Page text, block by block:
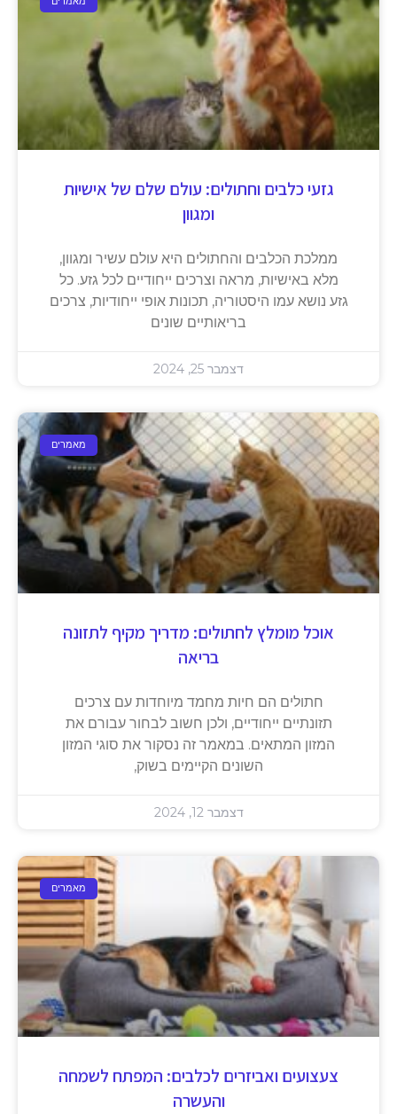
גזעי כלבים וחתולים: עולם שלם של אישיות
ומגוון
ממלכת הכלבים והחתולים היא עולם עשיר ומגוון,
מלא באישיות, מראה וצרכים ייחודיים לכל גזע. כל
גזע נושא עמו היסטוריה, תכונות אופי ייחודיות, צרכים
בריאותיים שונים
דצמבר 25, 2024
מאמרים
אוכל מומלץ לחתולים: מדריך מקיף לתזונה
בריאה
חתולים הם חיות מחמד מיוחדות עם צרכים
תזונתיים ייחודיים, ולכן חשוב לבחור עבורם את
המזון המתאים. במאמר זה נסקור את סוגי המזון
השונים הקיימים בשוק,
דצמבר 12, 2024
מאמרים
צעצועים ואביזרים לכלבים: המפתח לשמחה
והעשרה